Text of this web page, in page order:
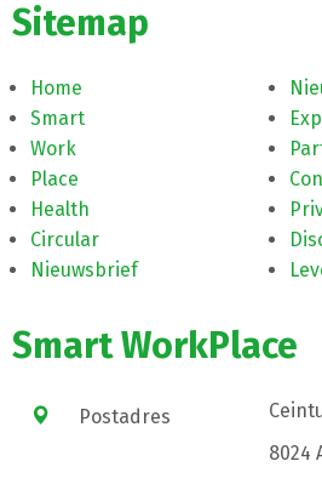
Sitemap
Home
Smart
Work
Place
Health
Circular
Nieuwsbrief
Smart WorkPlace
Postadres
8024